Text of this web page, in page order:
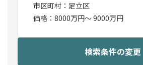
市区町村： 足立区
価格： 8000万円〜9000万円
検索条件の変更